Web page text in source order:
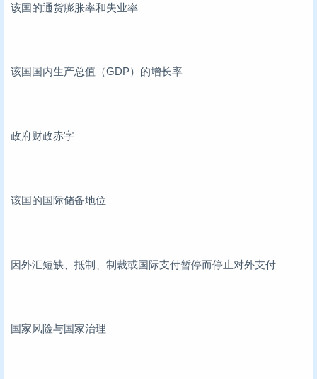
该国的通货膨胀率和失业率
该国国内生产总值（GDP）的增长率
政府财政赤字
该国的国际储备地位
因外汇短缺、抵制、制裁或国际支付暂停而停止对外支付
国家风险与国家治理